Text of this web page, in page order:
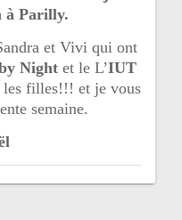
à Parilly.
et Vivi qui ont
Night et le L’IUT
les filles!!! et je vous
semaine.